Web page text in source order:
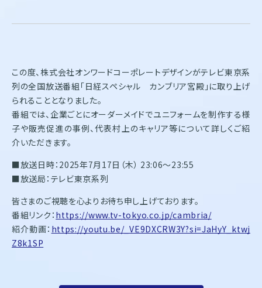
採用情報
株式会社オンワードホールディングス
株式会社オンワード樫山
オンワードパーソナルスタイル
東京都千代田区飯田橋二丁目10－10
Copyright(C)2025 Onward Corporate Design CO., Ltd.
個人情報保護方針
電子公告（2024年3月28日以前）
この度、株式会社オンワードコーポレートデザインがテレビ東京系
列の全国放送番組「日経スペシャル カンブリア宮殿」に取り上げ
られることとなりました。
番組では、企業ごとにオーダーメイドでユニフォームを制作する様
子や販売促進の事例、代表村上のキャリア等について詳しくご紹
介いただきます。
■放送日時：2025年7月17日（木） 23:06～23:55
■放送局：テレビ東京系列
皆さまのご視聴を心よりお待ち申し上げております。
番組リンク： https://www.tv-tokyo.co.jp/cambria/
紹介動画： https://youtu.be/_VE9DXCRW3Y?si=JaHyY_ktwj
Z8k1SP